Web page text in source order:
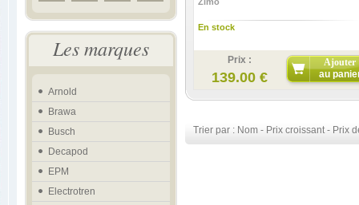
Les marques
Arnold
Brawa
Busch
Decapod
EPM
Electrotren
En stock
Prix :
139.00 €
Ajouter
au
Trier par : Nom - Prix croissant- Prix